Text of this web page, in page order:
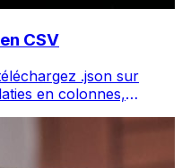
CSV
.json sur
en colonnes,